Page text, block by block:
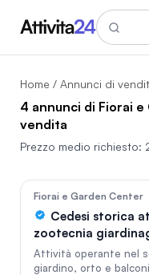
Home / Annunci di
4 annunci di Fiorai
vendita
Prezzo medio richiesto:
Fiorai e Garden Center
Cedesi storica
zootecnia
Attività operante nel
giardino, orto e balconi * prodotti fitosanitari * mangimi e